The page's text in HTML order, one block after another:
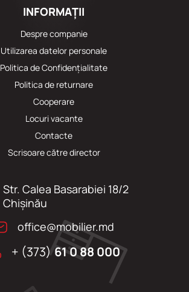
INFORMAȚII
Despre companie
Utilizarea datelor personale
Politica de Confidențialitate
Politica de returnare
Cooperare
Locuri vacante
Сontacte
Scrisoare către director
Str. Calea Basarabiei 18/2
Chişinău
office@mobilier.md
+ (373)61 0 88 000